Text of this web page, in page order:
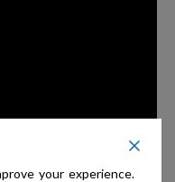
your experience.